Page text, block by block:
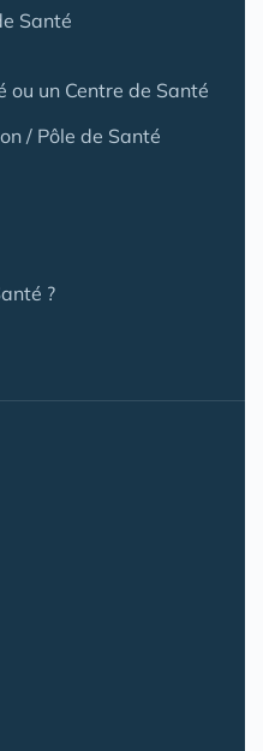
Santé
ou un Centre de Santé
/ Pôle de Santé
?